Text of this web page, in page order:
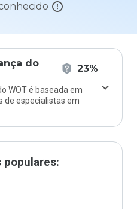
do
23%
WOT é baseada em
de especialistas em
populares: